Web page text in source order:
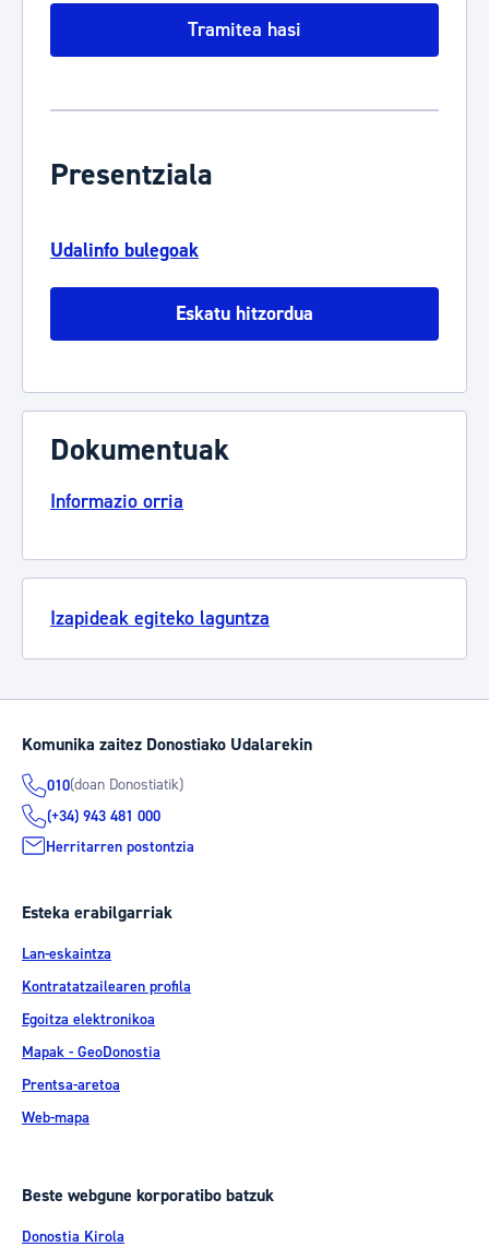
Tramitea hasi
Presentziala
Udalinfo bulegoak
Eskatu hitzordua
Dokumentuak
Informazio orria
Izapideak egiteko laguntza
Komunika zaitez Donostiako Udalarekin
010(doan Donostiatik)
(+34) 943 481 000
Herritarren postontzia
Esteka erabilgarriak
Lan-eskaintza
Kontratatzailearen profila
Egoitza elektronikoa
Mapak - GeoDonostia
Prentsa-aretoa
Web-mapa
Beste webgune korporatibo batzuk
Donostia Kirola